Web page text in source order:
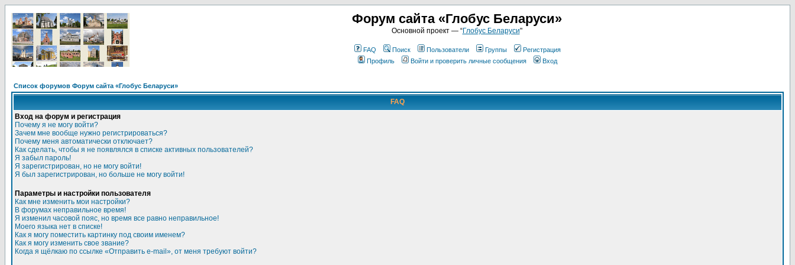
Форум сайта «Глобус Беларуси»
Основной проект — “Глобус Беларуси"
FAQ Поиск Пользователи Группы
Регистрация
Профиль
Войти и проверить личные сообщения Вход
Список форумов Форум сайта «Глобус Беларуси»
FAQ
Вход на форум и регистрация
Почему я не могу войти?
Зачем мне вообще нужно регистрироваться?
Почему меня автоматически отключает?
Как сделать, чтобы я не появлялся в списке активных пользователей?
Я забыл пароль!
Я зарегистрирован, но не могу войти!
Я был зарегистрирован, но больше не могу войти!
Параметры и настройки пользователя
Как мне изменить мои настройки?
В форумах неправильное время!
Я изменил часовой пояс, но время все равно неправильное!
Моего языка нет в списке!
Как я могу поместить картинку под своим именем?
Как я могу изменить свое звание?
Когда я щёлкаю по ссылке «Отправить e-mail», от меня требуют войти?